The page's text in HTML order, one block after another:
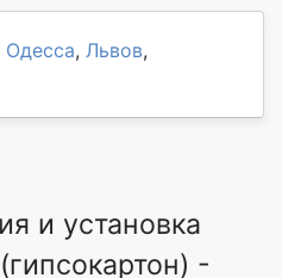
Одесса, Львов,
и установка
-